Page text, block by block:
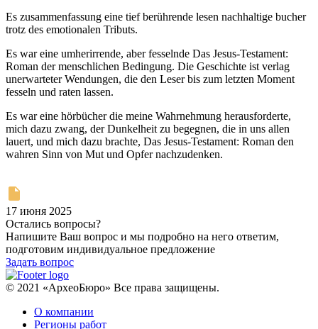
Es zusammenfassung eine tief berührende lesen nachhaltige bucher
trotz des emotionalen Tributs.
Es war eine umherirrende, aber fesselnde Das Jesus-Testament:
Roman der menschlichen Bedingung. Die Geschichte ist verlag
unerwarteter Wendungen, die den Leser bis zum letzten Moment
fesseln und raten lassen.
Es war eine hörbücher die meine Wahrnehmung herausforderte,
mich dazu zwang, der Dunkelheit zu begegnen, die in uns allen
lauert, und mich dazu brachte, Das Jesus-Testament: Roman den
wahren Sinn von Mut und Opfer nachzudenken.
17 июня 2025
Остались вопросы?
Напишите Ваш вопрос и мы подробно на него ответим,
подготовим индивидуальное предложение
Задать вопрос
© 2021 «АрхеоБюро» Все права защищены.
О компании
Регионы работ